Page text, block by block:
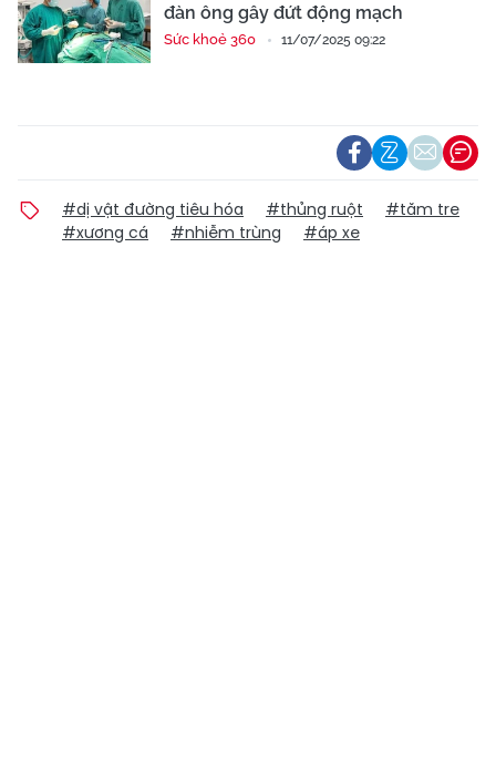
đàn ông gây đứt động mạch
Sức khoẻ 360 11/07/2025 09:22
#dị vật đường tiêu hóa #thủng ruột
#tăm tre
#xương cá
#nhiễm trùng #áp xe